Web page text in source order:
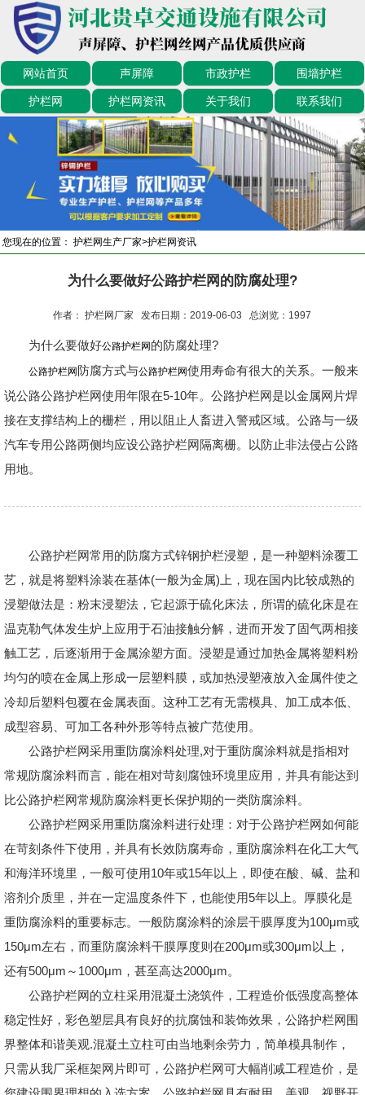
网站首页 声屏障 市政护栏 围墙护栏
护栏网 护栏网资讯 关于我们 联系我们
您现在的位置： 护栏网生产厂家>护栏网资讯
为什么要做好公路护栏网的防腐处理?
作者： 护栏网厂家 发布日期：2019-06-03 总浏览： 1997
为什么要做好公路护栏网的防腐处理?
公路护栏网防腐方式与公路护栏网使用寿命有很大的关系。一般来
说公路公路护栏网使用年限在5-10年。公路护栏网是以金属网片焊
接在支撑结构上的栅栏，用以阻止人畜进入警戒区域。公路与一级
汽车专用公路两侧均应设公路护栏网隔离栅。以防止非法侵占公路
用地。
公路护栏网常用的防腐方式锌钢护栏浸塑，是一种塑料涂覆工
艺，就是将塑料涂装在基体(一般为金属)上，现在国内比较成熟的
浸塑做法是：粉末浸塑法，它起源于硫化床法，所谓的硫化床是在
温克勒气体发生炉上应用于石油接触分解，进而开发了固气两相接
触工艺，后逐渐用于金属涂塑方面。浸塑是通过加热金属将塑料粉
均匀的喷在金属上形成一层塑料膜，或加热浸塑液放入金属件使之
冷却后塑料包覆在金属表面。这种工艺有无需模具、加工成本低、
成型容易、可加工各种外形等特点被广范使用。
公路护栏网采用重防腐涂料处理,对于重防腐涂料就是指相对
常规防腐涂料而言，能在相对苛刻腐蚀环境里应用，并具有能达到
比公路护栏网常规防腐涂料更长保护期的一类防腐涂料。
公路护栏网采用重防腐涂料进行处理：对于公路护栏网如何能
在苛刻条件下使用，并具有长效防腐寿命，重防腐涂料在化工大气
和海洋环境里，一般可使用10年或15年以上，即使在酸、碱、盐和
溶剂介质里，并在一定温度条件下，也能使用5年以上。厚膜化是
重防腐涂料的重要标志。一般防腐涂料的涂层干膜厚度为100μm或
150μm左右，而重防腐涂料干膜厚度则在200μm或300μm以上，
还有500μm～1000μm，甚至高达2000μm。
公路护栏网的立柱采用混凝土浇筑件，工程造价低强度高整体
稳定性好，彩色塑层具有良好的抗腐蚀和装饰效果，公路护栏网围
界整体和谐美观.混凝土立柱可由当地剩余劳力，简单模具制作，
只需从我厂采框架网片即可，公路护栏网可大幅削减工程造价，是